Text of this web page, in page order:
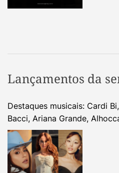
Lançamentos da
Destaques musicais: Cardi
Bacci, Ariana Grande,